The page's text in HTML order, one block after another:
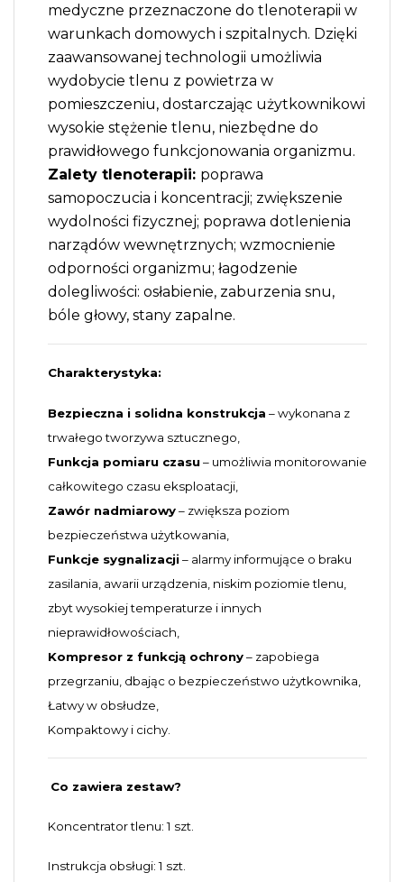
medyczne przeznaczone do tlenoterapii w
warunkach domowych i szpitalnych. Dzięki
zaawansowanej technologii umożliwia
wydobycie tlenu z powietrza w
pomieszczeniu, dostarczając użytkownikowi
wysokie stężenie tlenu, niezbędne do
prawidłowego funkcjonowania organizmu.
Zalety tlenoterapii: poprawa
samopoczucia i koncentracji; zwiększenie
wydolności fizycznej; poprawa dotlenienia
narządów wewnętrznych; wzmocnienie
odporności organizmu; łagodzenie
dolegliwości: osłabienie, zaburzenia snu,
bóle głowy, stany zapalne.
Charakterystyka:
Bezpieczna i solidna konstrukcja – wykonana z
trwałego tworzywa sztucznego,
Funkcja pomiaru czasu– umożliwia monitorowanie
całkowitego czasu eksploatacji,
Zawór nadmiarowy– zwiększa poziom
bezpieczeństwa użytkowania,
Funkcje sygnalizacji– alarmy informujące o braku
zasilania, awarii urządzenia, niskim poziomie tlenu,
zbyt wysokiej temperaturze i innych
nieprawidłowościach,
Kompresor z funkcją ochrony– zapobiega
przegrzaniu, dbając o bezpieczeństwo użytkownika,
Łatwy w obsłudze,
Kompaktowy i cichy.
Co zawiera zestaw?
Koncentrator tlenu: 1 szt.
Instrukcja obsługi: 1 szt.